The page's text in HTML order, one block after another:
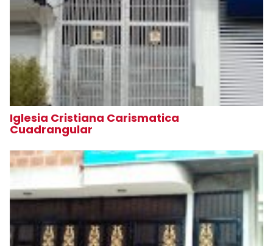
Iglesia Cristiana Carismatica
Cuadrangular